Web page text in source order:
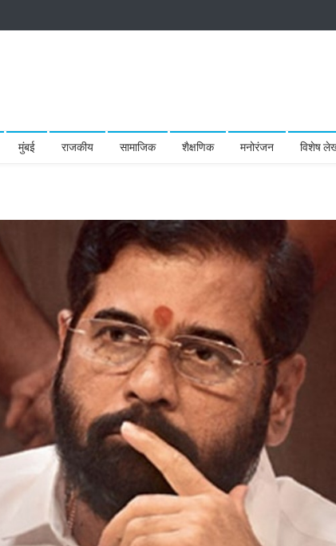
मुंबई राजकीय सामाजिक शैक्षणिक मनोरंजन विशेष